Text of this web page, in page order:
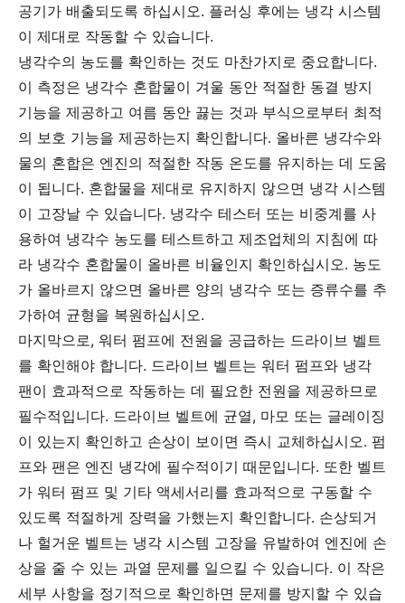
공기가 배출되도록 하십시오. 플러싱 후에는 냉각 시스템
이 제대로 작동할 수 있습니다.
냉각수의 농도를 확인하는 것도 마찬가지로 중요합니다.
이 측정은 냉각수 혼합물이 겨울 동안 적절한 동결 방지
기능을 제공하고 여름 동안 끓는 것과 부식으로부터 최적
의 보호 기능을 제공하는지 확인합니다. 올바른 냉각수와
물의 혼합은 엔진의 적절한 작동 온도를 유지하는 데 도움
이 됩니다. 혼합물을 제대로 유지하지 않으면 냉각 시스템
이 고장날 수 있습니다. 냉각수 테스터 또는 비중계를 사
용하여 냉각수 농도를 테스트하고 제조업체의 지침에 따
라 냉각수 혼합물이 올바른 비율인지 확인하십시오. 농도
가 올바르지 않으면 올바른 양의 냉각수 또는 증류수를 추
가하여 균형을 복원하십시오.
마지막으로, 워터 펌프에 전원을 공급하는 드라이브 벨트
를 확인해야 합니다. 드라이브 벨트는 워터 펌프와 냉각
팬이 효과적으로 작동하는 데 필요한 전원을 제공하므로
필수적입니다. 드라이브 벨트에 균열, 마모 또는 글레이징
이 있는지 확인하고 손상이 보이면 즉시 교체하십시오. 펌
프와 팬은 엔진 냉각에 필수적이기 때문입니다. 또한 벨트
가 워터 펌프 및 기타 액세서리를 효과적으로 구동할 수
있도록 적절하게 장력을 가했는지 확인합니다. 손상되거
나 헐거운 벨트는 냉각 시스템 고장을 유발하여 엔진에 손
상을 줄 수 있는 과열 문제를 일으킬 수 있습니다. 이 작은
세부 사항을 정기적으로 확인하면 문제를 방지할 수 있습